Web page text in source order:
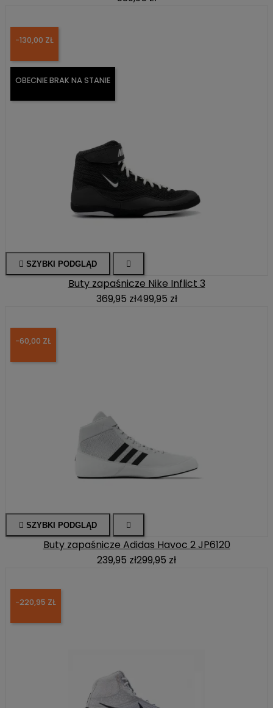
-130,00 ZŁ
OBECNIE BRAK NA STANIE
 SZYBKI PODGLĄD 
Buty zapaśnicze Nike Inflict 3
369,95 zł499,95 zł
-60,00 ZŁ
 SZYBKI PODGLĄD 
Buty zapaśnicze Adidas Havoc 2 JP6120
239,95 zł299,95 zł
-220,95 ZŁ